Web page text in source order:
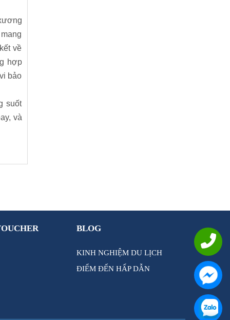
về
hợp
bảo
suốt
và
BLOG
KINH NGHIỆM DU LỊCH
ĐIỂM ĐẾN HẤP DẪN